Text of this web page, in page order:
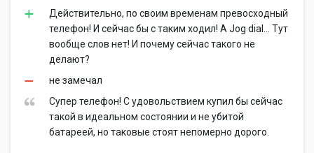
Действительно, по своим временам превосходный
телефон! И сейчас бы с таким ходил! А Jog dial... Тут
вообще слов нет! И почему сейчас такого не
делают?
не замечал
Супер телефон! С удовольствием купил бы сейчас
такой в идеальном состоянии и не убитой
батареей, но таковые стоят непомерно дорого.